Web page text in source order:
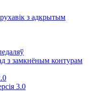
з адкрытым
з замкнёным контурам
3.0